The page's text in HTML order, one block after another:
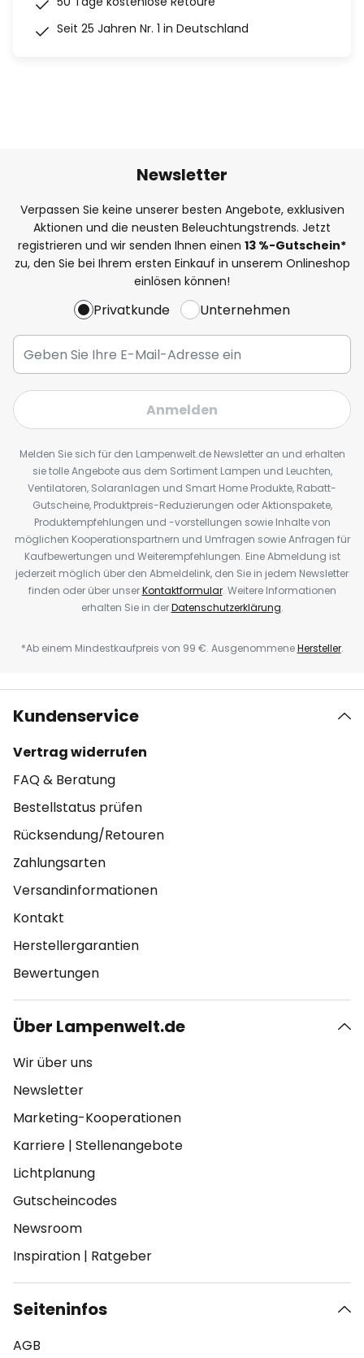
Seit 25 Jahren Nr. 1 in Deutschland
Newsletter
Verpassen Sie keine unserer besten Angebote, exklusiven
Aktionen und die neusten Beleuchtungstrends. Jetzt
registrieren und wir senden Ihnen einen 13 %-Gutschein*
zu, den Sie bei Ihrem ersten Einkauf in unserem Onlineshop
einlösen können!
Privatkunde Unternehmen
Anmelden
Melden Sie sich für den Lampenwelt.de Newsletter an und erhalten
sie tolle Angebote aus dem Sortiment Lampen und Leuchten,
Ventilatoren, Solaranlagen und Smart Home Produkte, Rabatt-
Gutscheine, Produktpreis-Reduzierungen oder Aktionspakete,
Produktempfehlungen und -vorstellungen sowie Inhalte von
möglichen Kooperationspartnern und Umfragen sowie Anfragen für
Kaufbewertungen und Weiterempfehlungen. Eine Abmeldung ist
jederzeit möglich über den Abmeldelink, den Sie in jedem Newsletter
finden oder über unserKontaktformular. Weitere Informationen
erhalten Sie in derDatenschutzerklärung.
*Ab einem Mindestkaufpreis von 99 €. AusgenommeneHersteller.
Kundenservice
Vertrag widerrufen
FAQ & Beratung
Bestellstatus prüfen
Rücksendung/Retouren
Zahlungsarten
Versandinformationen
Kontakt
Herstellergarantien
Bewertungen
Über Lampenwelt.de
Wir über uns
Newsletter
Marketing-Kooperationen
Karriere | Stellenangebote
Lichtplanung
Gutscheincodes
Newsroom
Inspiration | Ratgeber
Seiteninfos
AGB